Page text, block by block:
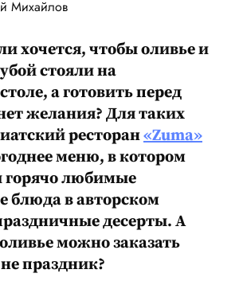
Михайлов
хочется, чтобы оливье и
стояли на
а готовить перед
желания? Для таких
ресторан«Zuma»
меню, в котором
горячо любимые
блюда в авторском
десерты. А
можно заказать
праздник?